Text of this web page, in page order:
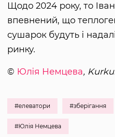
Щодо 2024 року, то
впевнений, що
сушарок будуть і
ринку.
© Юлія Немцева,
#елеватори #зберігання
#Юлія Немцева